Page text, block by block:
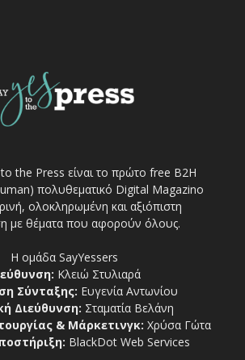
the Press είναι το πρώτο free Β2Η
πολυθεματικό Digital Magazino
ολοκληρωμένη και αξιόπιστη
με θέματα που αφορούν όλους.
Η ομάδα SayYessers
Κλειώ Στυλιαρά
Σύνταξης: Ευγενία Αντωνίου
Διεύθυνση: Σταματία Βελάνη
& Μάρκετινγκ: Χρύσα Γώτα
BlackDot Web Services